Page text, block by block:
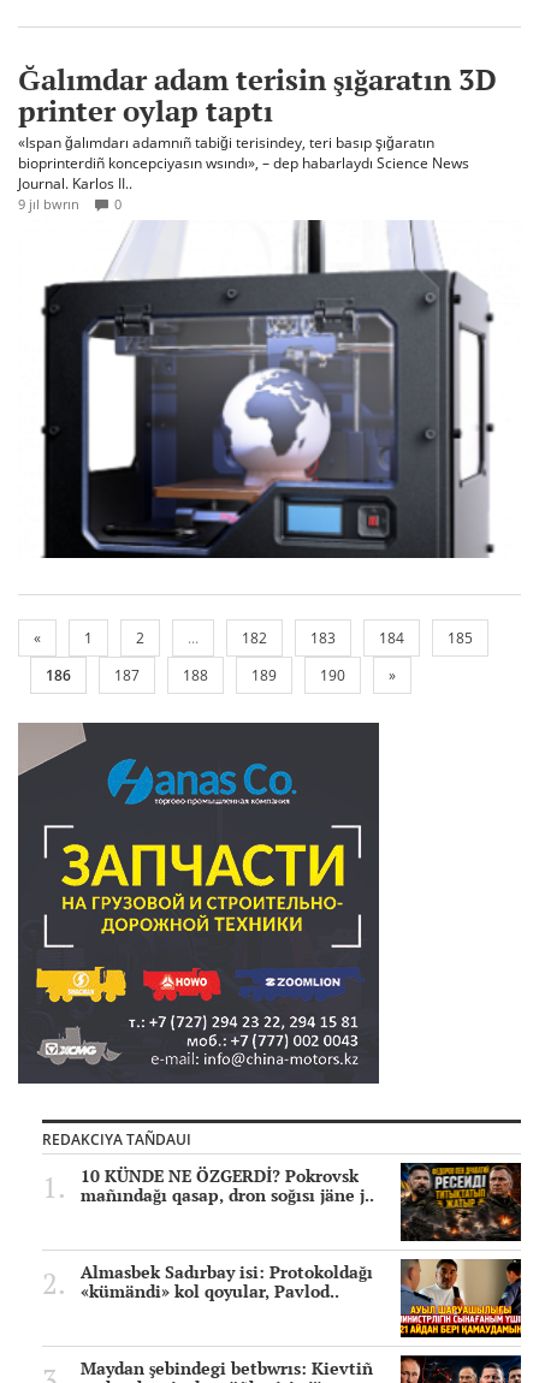
Ğalımdar adam terisin şığaratın 3D
printer oylap taptı
«Ispan ğalımdarı adamnıñ tabiği terisindey, teri basıp şığaratın
bioprinterdiñ koncepciyasın wsındı», – dep habarlaydı Science News
Journal. Karlos II..
9 jıl bwrın 0
« 1 2 ... 182 183 184
185
186
187 188 189 190 »
REDAKCIYA TAÑDAUI
10 KÜNDE NE ÖZGERDİ? Pokrovsk
mañındağı qasap, dron soğısı jäne j..
Almasbek Sadırbay isi: Protokoldağı
«kümändi» kol qoyular, Pavlod..
Maydan şebindegi betbwrıs: Kievtiñ